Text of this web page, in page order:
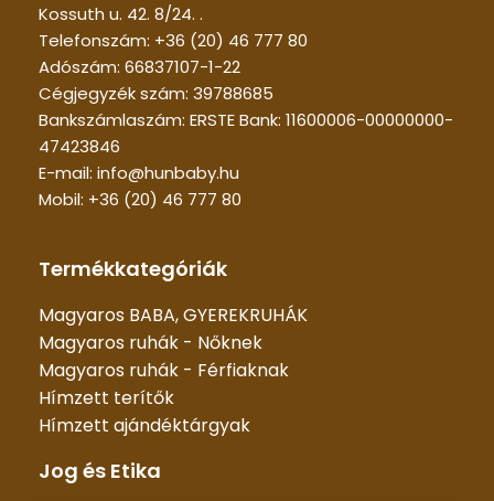
Kossuth u. 42. 8/24. .
Telefonszám: +36 (20) 46 777 80
Adószám: 66837107-1-22
Cégjegyzék szám: 39788685
Bankszámlaszám: ERSTE Bank: 11600006-00000000-
47423846
E-mail: info@hunbaby.hu
Mobil: +36 (20) 46 777 80
Termékkategóriák
Magyaros BABA, GYEREKRUHÁK
Magyaros ruhák - Nőknek
Magyaros ruhák - Férfiaknak
Hímzett terítők
Hímzett ajándéktárgyak
Jog és Etika